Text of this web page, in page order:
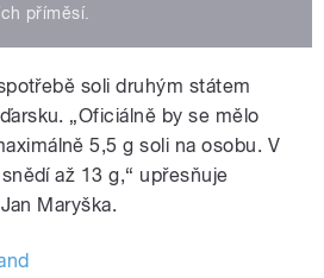
příměsí.
soli druhým státem
„Oficiálně by se mělo
5,5 g soli na osobu. V
až 13 g,“ upřesňuje
Maryška.